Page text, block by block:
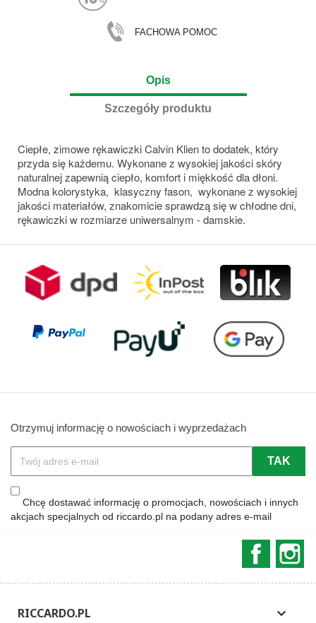
FACHOWA POMOC
Opis
Szczegóły produktu
Ciepłe, zimowe rękawiczki Calvin Klien to dodatek, który
przyda się każdemu. Wykonane z wysokiej jakości skóry
naturalnej zapewnią ciepło, komfort i miękkość dla dłoni.
Modna kolorystyka, klasyczny fason, wykonane z wysokiej
jakości materiałów, znakomicie sprawdzą się w chłodne dni,
rękawiczki w rozmiarze uniwersalnym - damskie.
Otrzymuj informację o nowościach i wyprzedażach
Chcę dostawać informację o promocjach, nowościach i innych
akcjach specjalnych od riccardo.pl na podany adres e-mail
RICCARDO.PL 